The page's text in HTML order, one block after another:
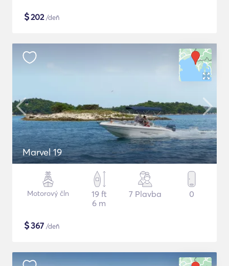
$202/deň
Marvel 19
Motorový čln
19 ft
6 m
7 Plavba 0
$367 /deň